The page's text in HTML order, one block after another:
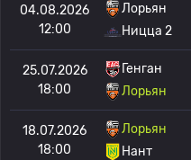
04.08.2026
12:00
Лорьян
Ницца 2
25.07.2026
18:00
Генган
Лорьян
18.07.2026
18:00
Лорьян
Нант